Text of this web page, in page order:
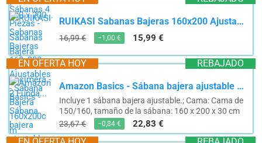
RUIKASI Sabanas Bajeras 160x200 Ajustables - Sábana Bajera 160x200cm Microfibra, Sabana Bajera Cama...
16,99 € −1,00 € 15,99 €
REBAJADO
EN OFERTA HOY
Amazon Basics - Sábana bajera ajustable (algodón satén 400 hilos, antiarrugas) Blanco - 160 x 200...
Incluye 1 sábana bajera ajustable.; Cama: Cama de
150/160, tamaño de la sábana: 160 x 200 x 30 cm
23,67 €
−0,84 € 22,83 €